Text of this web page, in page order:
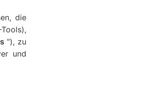
die
"), zu
und